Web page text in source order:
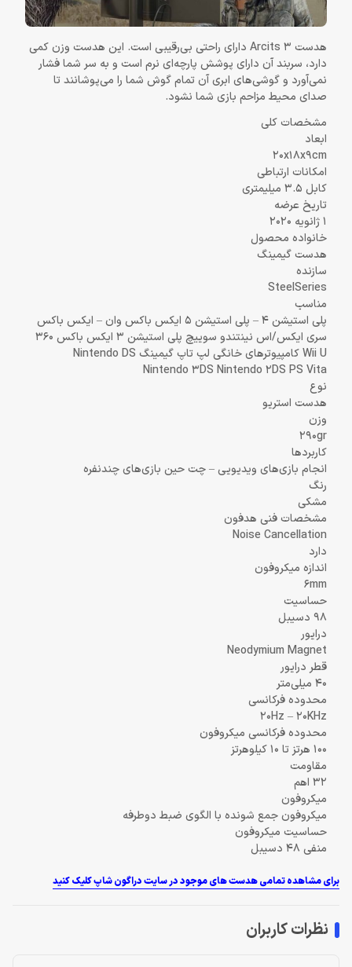
هدست Arcits 3 دارای راحتی بی‌رقیبی است. این هدست وزن کمی
دارد، سربند آن دارای پوشش پارچه‌ای نرم است و به سر شما فشار
نمی‌آورد و گوشی‌های ابری آن تمام گوش شما را می‌پوشانند تا
صدای محیط مزاحم بازی شما نشود.
مشخصات کلی
ابعاد
20x18x9cm
امکانات ارتباطی
کابل 3.5 میلیمتری
تاریخ عرضه
1 ژانویه 2020
خانواده محصول
هدست گیمینگ
سازنده
SteelSeries
مناسب
پلی استیشن 4 – پلی استیشن 5 ایکس باکس وان – ایکس باکس
سری ایکس/اس نینتندو سوییچ پلی استیشن 3 ایکس باکس 360
Wii U کامپیوترهای خانگی لپ تاپ گیمینگ Nintendo DS
Nintendo 3DS Nintendo 2DS PS Vita
نوع
هدست استریو
وزن
290gr
کاربردها
انجام بازی‌های ویدیویی – چت حین بازی‌های چندنفره
رنگ
مشکی
مشخصات فنی هدفون
Noise Cancellation
دارد
اندازه میکروفون
6mm
حساسیت
98 دسیبل
درایور
Neodymium Magnet
قطر درایور
40 میلی‌متر
محدوده فرکانسی
20Hz – 20KHz
محدوده فرکانسی میکروفون
100 هرتز تا 10 کیلوهرتز
مقاومت
32 اهم
میکروفون
میکروفون جمع شونده با الگوی ضبط دوطرفه
حساسیت میکروفون
منفی 48 دسیبل
برای مشاهده تمامی هدست های موجود در سایت دراگون شاپ کلیک کنید
نظرات کاربران